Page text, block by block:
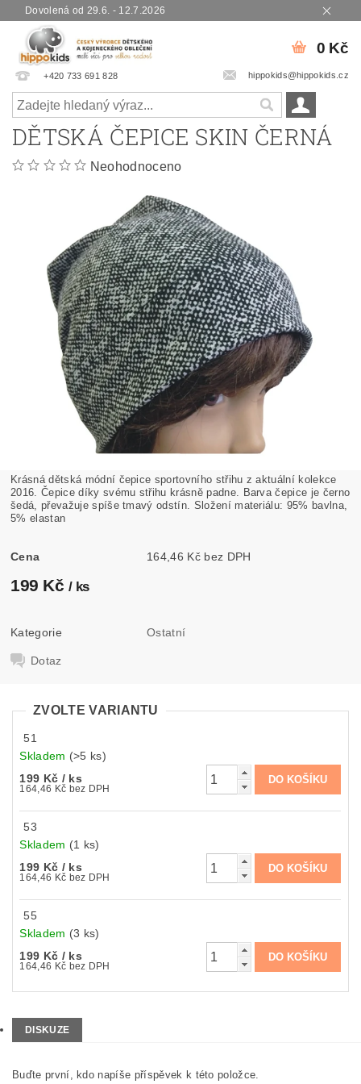
Dovolená od 29.6. - 12.7.2026
+420 733 691 828 hippokids@hippokids.cz
0 Kč
DĚTSKÁ ČEPICE SKIN ČERNÁ
Neohodnoceno
Krásná dětská módní čepice sportovního střihu z aktuální kolekce
2016. Čepice díky svému střihu krásně padne. Barva čepice je černo
šedá, převažuje spíše tmavý odstín. Složení materiálu: 95% bavlna,
5% elastan
Cena 164,46 Kč bez DPH
199 Kč / ks
Kategorie Ostatní
Dotaz
ZVOLTE VARIANTU
51
Skladem (>5 ks)
199 Kč / ks
164,46 Kč bez DPH
53
Skladem (1 ks)
199 Kč / ks
164,46 Kč bez DPH
55
Skladem (3 ks)
199 Kč / ks
164,46 Kč bez DPH
DISKUZE
Buďte první, kdo napíše příspěvek k této položce.